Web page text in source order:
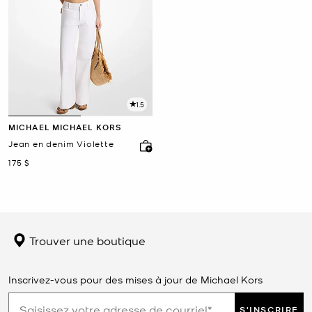
1.5
MICHAEL MICHAEL KORS
Jean en denim Violette
maintenant
175 $
Trouver une boutique
Inscrivez-vous pour des mises à jour de Michael Kors
S'INSCRIRE